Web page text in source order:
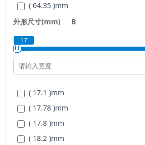
( 64.35 )mm
( 65 )mm
( 73.05 )
( 76 )mm
( 79.992 )
外形尺寸(mm) B
17
( 17.1 )mm
( 17.78 )mm
( 17.8 )mm
( 18.2 )mm